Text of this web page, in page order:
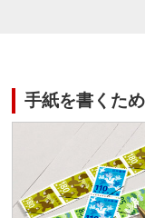
手紙を書くた